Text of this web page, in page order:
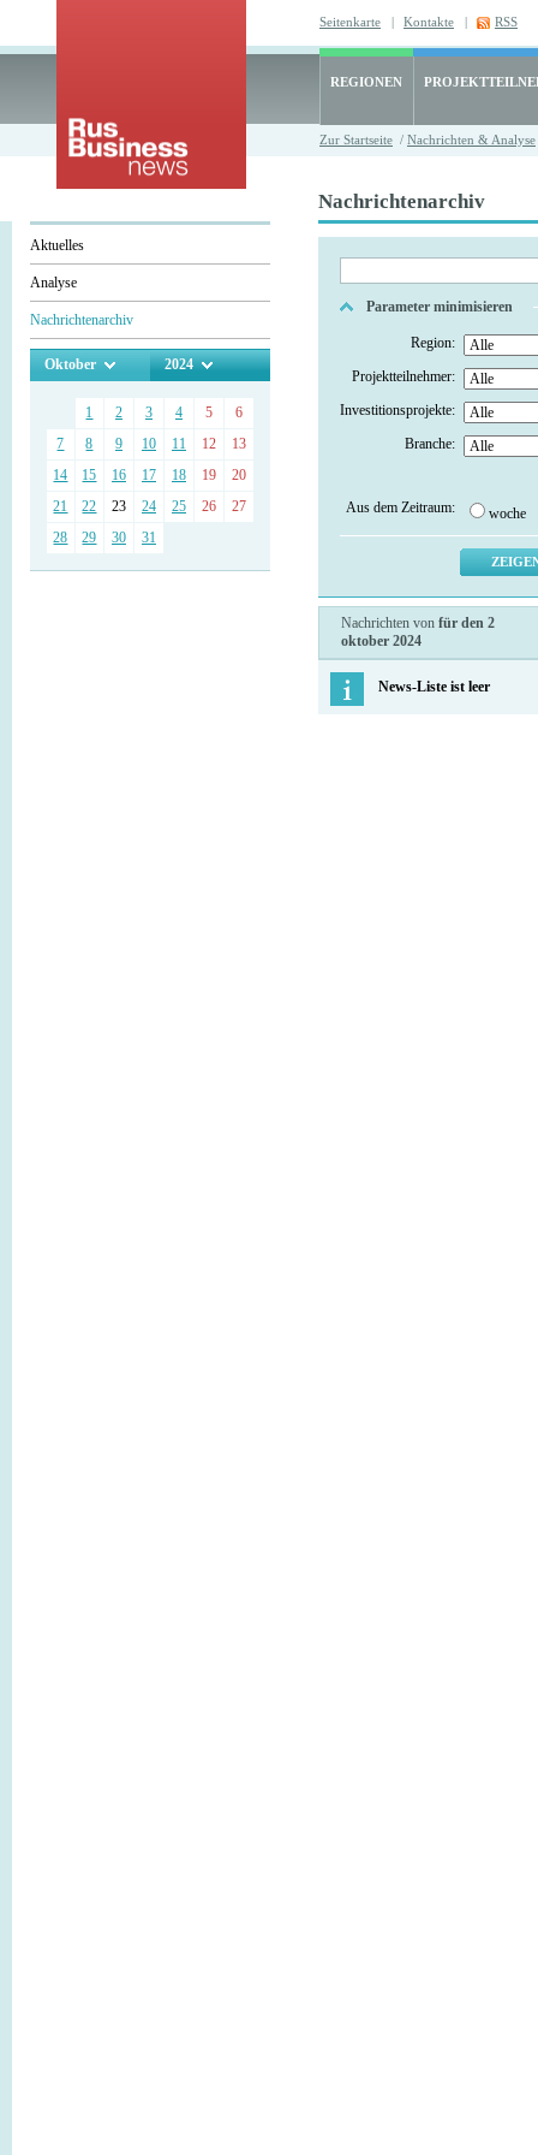
Seitenkarte | Kontakte | RSS
REGIONEN
Zur Startseite / Nachrichten & Analyse
Aktuelles
Analyse
Nachrichtenarchiv
Oktober 2024
1 2 3 4 5
6
7
8 9 10 11 12
13
14
15 16 17 18 19
20
21
22 23 24 25 26
27
28
29 30 31
Nachrichtenarchiv
Parameter minimisieren
Region:
Projektteilnehmer:
Investitionsprojekte:
Branche:
Aus dem Zeitraum: woche
Nachrichten von für den 2
oktober 2024
News-Liste ist leer